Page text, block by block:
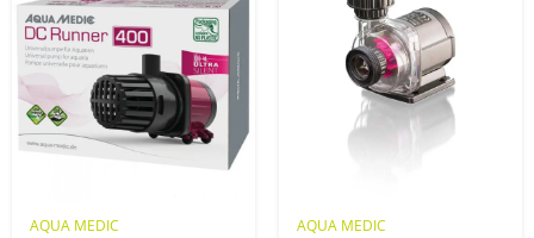
AQUA MEDIC AQUA MEDIC